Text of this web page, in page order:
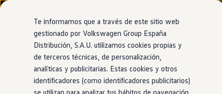
Ir
directamente
al contenido
Ir
directamente
al pie de
página
Nuevo ID. Cross
Vehículos Comerciales
Compra y ofertas
Volkswagen nuevo en stock
Volkswagen de ocasión
Financiación
My Renting
My Way
Seguros
Asistente para emergencias
Te informamos que a través de este sitio web
gestionado por Volkswagen Group España
Distribución, S.A.U. utilizamos cookies propias y
de terceros técnicas, de personalización,
analíticas y publicitarias. Estas cookies y otros
identificadores (como identificadores publicitarios)
se utilizan para analizar tus hábitos de navegación